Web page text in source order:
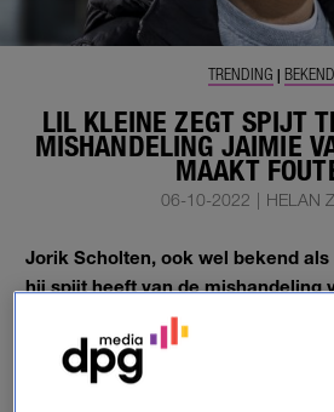
LIL KLEINE ZEGT SPIJT
MISHANDELING JAIMIE
MAAKT
TRENDING | BEKEND
06-10-2022 | HELAN
Jorik Scholten, ook wel bekend
hij spijt heeft van de mishandeling
Hij blikt terug in een interview met het